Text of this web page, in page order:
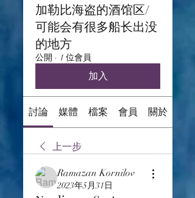
加勒比海盗的酒馆区/
可能会有很多船长出没
的地方
公開 · 1 位會員
加入
討論 媒體 檔案 會員 關於
上一步
Ramazan Kornilov
2023年5月31日